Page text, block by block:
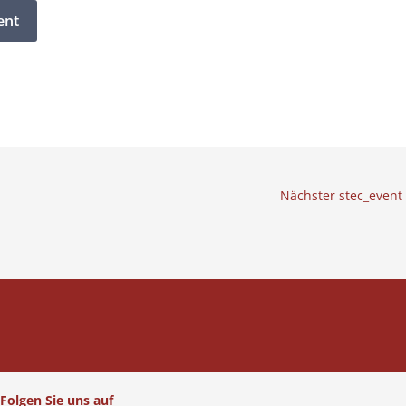
Nächster stec_event
Folgen Sie uns auf